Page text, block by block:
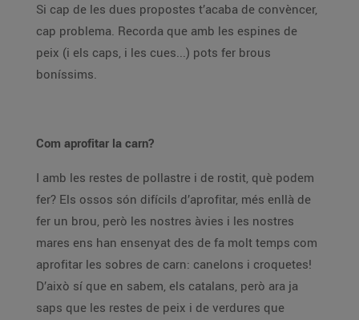
Si cap de les dues propostes t’acaba de convèncer,
cap problema. Recorda que amb les espines de
peix (i els caps, i les cues...) pots fer brous
boníssims.
Com aprofitar la carn?
I amb les restes de pollastre i de rostit, què podem
fer? Els ossos són difícils d’aprofitar, més enllà de
fer un brou, però les nostres àvies i les nostres
mares ens han ensenyat des de fa molt temps com
aprofitar les sobres de carn: canelons i croquetes!
D’això sí que en sabem, els catalans, però ara ja
saps que les restes de peix i de verdures que